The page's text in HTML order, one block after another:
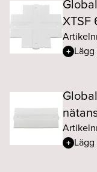
XTSF